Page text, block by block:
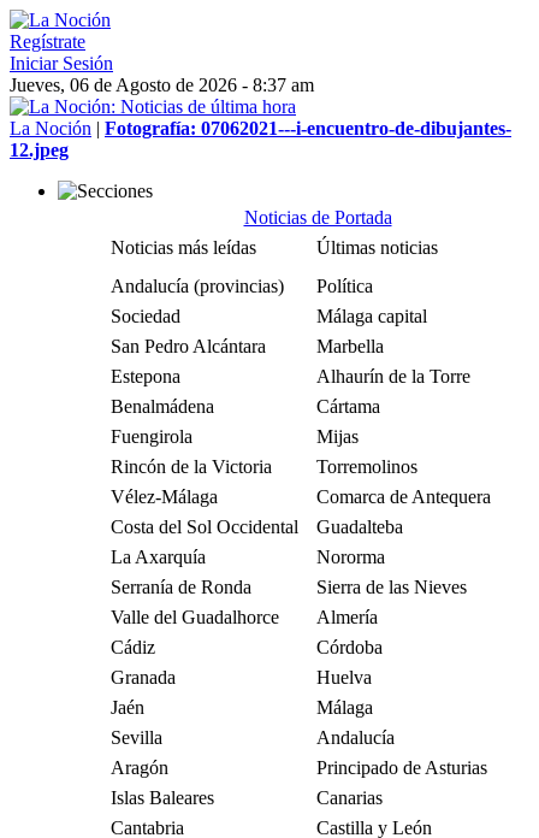
Regístrate
Iniciar Sesión
Jueves, 06 de Agosto de 2026 - 8:37 am
La Noción | Fotografía: 07062021---i-encuentro-de-dibujantes-
12.jpeg
Noticias de Portada
Noticias más leídas
Últimas noticias
Andalucía (provincias)
Política
Sociedad
Málaga capital
San Pedro Alcántara
Marbella
Estepona
Alhaurín de la Torre
Benalmádena
Cártama
Fuengirola
Mijas
Rincón de la Victoria
Torremolinos
Vélez-Málaga
Comarca de Antequera
Costa del Sol Occidental
Guadalteba
La Axarquía
Nororma
Serranía de Ronda
Sierra de las Nieves
Valle del Guadalhorce
Almería
Cádiz
Córdoba
Granada
Huelva
Jaén
Málaga
Sevilla
Andalucía
Aragón
Principado de Asturias
Islas Baleares
Canarias
Cantabria
Castilla y León